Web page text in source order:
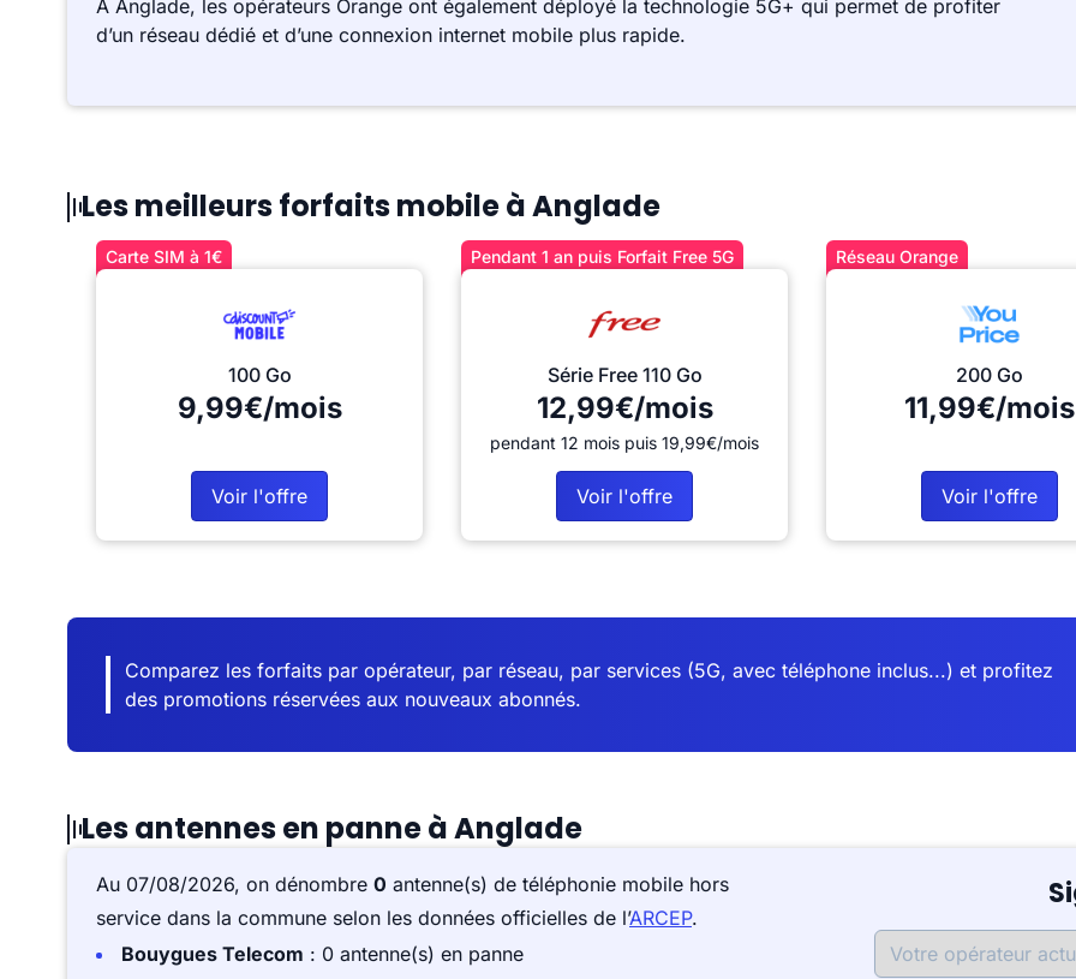
À Anglade, les opérateurs Orange ont également déployé la technologie 5G+ qui permet de profiter
d’un réseau dédié et d’une connexion internet mobile plus rapide.
Les meilleurs forfaits mobile à Anglade
Carte SIM à 1€
100 Go
9,99€/mois
Voir l'offre
Pendant 1 an puis Forfait Free 5G
Série Free 110 Go
12,99€/mois
pendant 12 mois puis 19,99€/mois
Voir l'offre
Réseau Orange
200 Go
11,99€/mois
Voir l'offre
Comparez les forfaits par opérateur, par réseau, par services (5G, avec téléphone inclus...) et profitez
des promotions réservées aux nouveaux abonnés.
Les antennes en panne à Anglade
Au 07/08/2026, on dénombre 0 antenne(s) de téléphonie mobile hors
service dans la commune selon les données officielles de l’ARCEP.
Bouygues Telecom : 0 antenne(s) en panne